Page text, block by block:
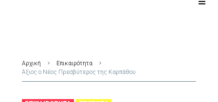
Αρχική
Επικαιρότητα
Άξιος ο Νέος Πρεσβύτερος της Καρπάθου